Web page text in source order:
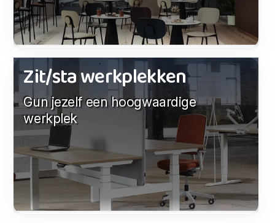
Zit/sta werkplekken
Gun jezelf een hoogwaardige
werkplek